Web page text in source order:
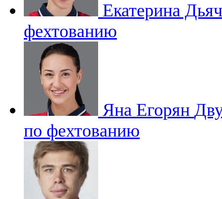
Екатерина
фехтованию
Яна Егорян
по фехтованию